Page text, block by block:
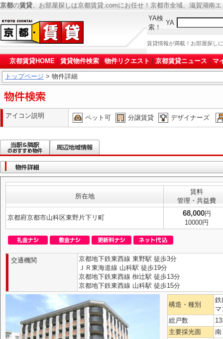
京都の賃貸、お部屋探しは京都賃貸.comにお任せ！京都市全域、滋賀湖南
YA検
索！
YA
賃貸情報が満載！お部屋探し
京都賃貸HOME 賃貸物件検索 物件リクエスト 京都賃貸ニュース マ
トップページ > 物件詳細
アイコン説明 ペット可 分譲賃貸 デザイナーズ
所在地
賃料
管理・共益費
京都府京都市山科区東野片下リ町
68,000円
10000円
交通機関
京都地下鉄東西線 東野駅 徒歩3分
ＪＲ東海道線 山科駅 徒歩19分
京都地下鉄東西線 椥辻駅 徒歩13分
京都地下鉄東西線 山科駅 徒歩15分
構造・種別
鉄
総戸数
主要採光面
南